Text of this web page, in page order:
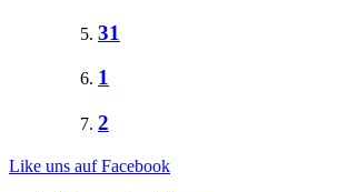
31
1
2
Like uns auf Facebook